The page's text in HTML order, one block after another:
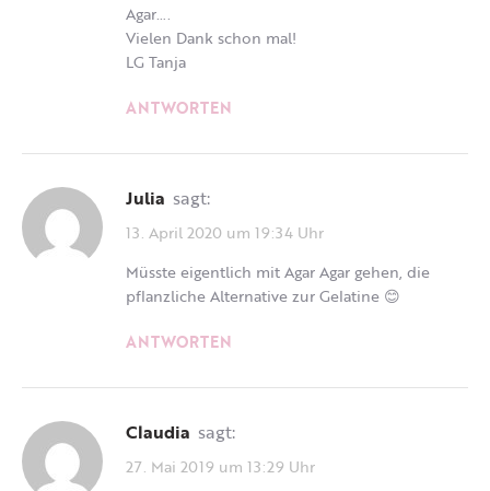
Agar….
Vielen Dank schon mal!
LG Tanja
ANTWORTEN
Julia sagt:
13. April 2020 um 19:34 Uhr
Müsste eigentlich mit Agar Agar gehen, die
pflanzliche Alternative zur Gelatine 😊
ANTWORTEN
Claudia sagt:
27. Mai 2019 um 13:29 Uhr